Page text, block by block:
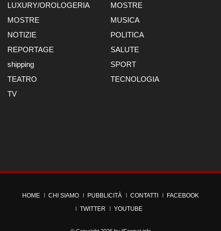
LUXURY/OROLOGERIA
MOSTRE
MOSTRE
MUSICA
NOTIZIE
POLITICA
REPORTAGE
SALUTE
shipping
SPORT
TEATRO
TECNOLOGIA
TV
HOME CHI SIAMO PUBBLICITÀ CONTATTI
FACEBOOK
TWITTER
YOUTUBE